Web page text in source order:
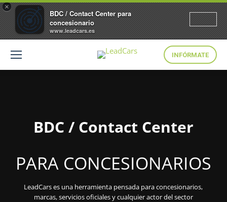
×
BDC / Contact Center para
concesionario
www.leadcars.es
INFÓRMATE
BDC / Contact Center
PARA CONCESIONARIOS
LeadCars es una herramienta pensada para concesionarios,
marcas, servicios oficiales y cualquier actor del sector